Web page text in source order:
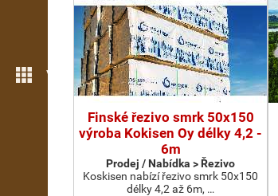
Více možností
Finské řezivo smrk 50x150
výroba Kokisen Oy délky 4,2 -
6m
Prodej / Nabídka > Řezivo
Koskisen nabízí řezivo smrk 50x150
délky 4,2 až 6m, …